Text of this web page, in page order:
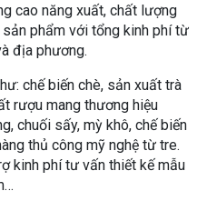
cao năng xuất, chất lượng
phẩm với tổng kinh phí từ
địa phương.
chế biến chè, sản xuất trà
rượu mang thương hiệu
chuối sấy, mỳ khô, chế biến
thủ công mỹ nghệ từ tre.
kinh phí tư vấn thiết kế mẫu